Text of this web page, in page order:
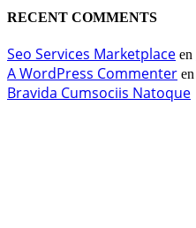
RECENT COMMENTS
Seo Services Marketplace en
A WordPress Commenter en
Bravida Cumsociis Natoque